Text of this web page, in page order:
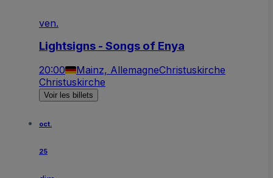
ven.
Lightsigns - Songs of Enya
20:00 Mainz, AllemagneChristuskirche
Christuskirche
Voir les billets
oct.
25